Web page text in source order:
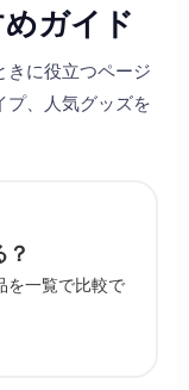
ガイド
きに役立つページ
プ、人気グッズを
を一覧で比較で